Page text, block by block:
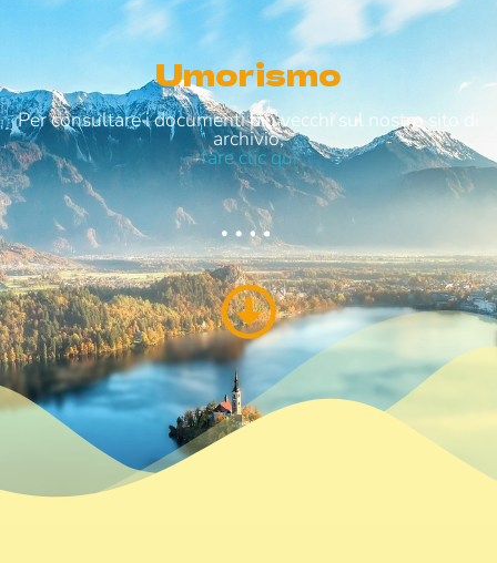
Umorismo
Per consultare i documenti più vecchi sul nostro sito di
archivio,
fare clic qui